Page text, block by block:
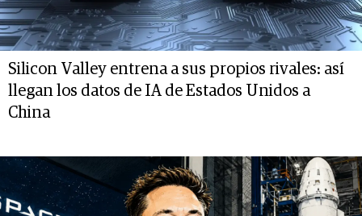
Silicon Valley entrena a sus propios rivales: así
llegan los datos de IA de Estados Unidos a
China